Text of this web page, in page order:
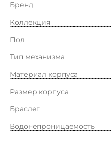
Бренд
Коллекция
Пол
Тип механизма
Материал корпуса
Размер корпуса
Браслет
Водонепроницаемость